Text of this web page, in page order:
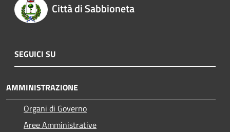
Città di Sabbioneta
SEGUICI SU
AMMINISTRAZIONE
Organi di Governo
Aree Amministrative